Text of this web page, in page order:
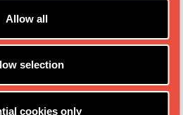
Allow all
selection
cookies only
voor onze planeet. Wist je
drastisch verlaagt
(Lees hieronder meer in